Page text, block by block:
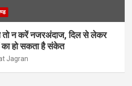
तो न करें नजरअंदाज, दिल से लेकर
का हो सकता है संकेत
Jagran